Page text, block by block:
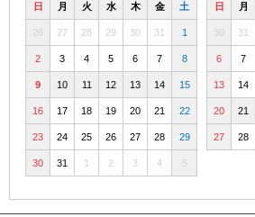
日 月 火 水 木 金 土
26 27 28 29 30 31 1
2 3 4 5 6 7 8
9 10 11 12 13 14 15
16 17 18 19 20 21 22
23 24 25 26 27 28 29
30 31 1 2 3 4 5
日 月
30 31
6 7
13 14
20 21
27 28